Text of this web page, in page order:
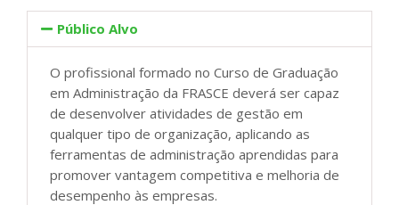
Público Alvo
O profissional formado no Curso de Graduação
em Administração da FRASCE deverá ser capaz
de desenvolver atividades de gestão em
qualquer tipo de organização, aplicando as
ferramentas de administração aprendidas para
promover vantagem competitiva e melhoria de
desempenho às empresas.